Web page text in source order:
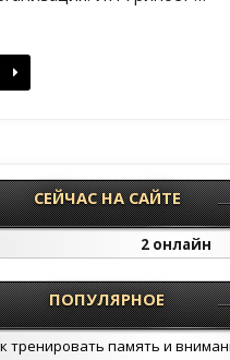
СЕЙЧАС НА САЙТЕ
2 онлайн
ПОПУЛЯРНОЕ
тренировать память и